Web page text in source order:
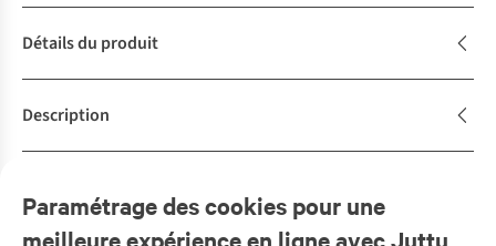
Détails du produit
Description
Paramétrage des cookies pour une
meilleure expérience en ligne avec Juttu